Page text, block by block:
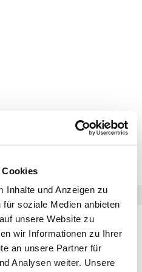
Cookies
Inhalte und Anzeigen zu
soziale Medien anbieten
unsere Website zu
wir Informationen zu Ihrer
an unsere Partner für
Analysen weiter. Unsere
Folding
lorem,